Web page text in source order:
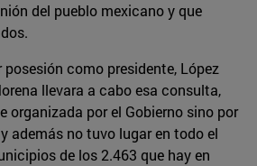
del pueblo mexicano y que
posesión como presidente, López
llevara a cabo esa consulta,
organizada por el Gobierno sino por
además no tuvo lugar en todo el
de los 2.463 que hay en